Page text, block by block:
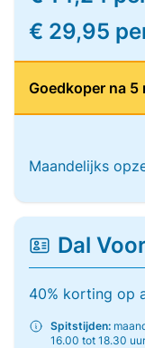
€ 29,95
Goedkoper na 5
Maandelijks
Dal
40% korting op
Spitstijden:
16.00 tot 18.30